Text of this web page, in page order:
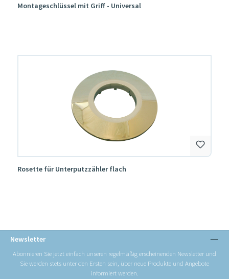
Montageschlüssel mit Griff - Universal
Rosette für Unterputzzähler flach
Newsletter
Abonnieren Sie jetzt einfach unseren regelmäßig erscheinenden Newsletter und
Sie werden stets unter den Ersten sein, über neue Produkte und Angebote
informiert werden.